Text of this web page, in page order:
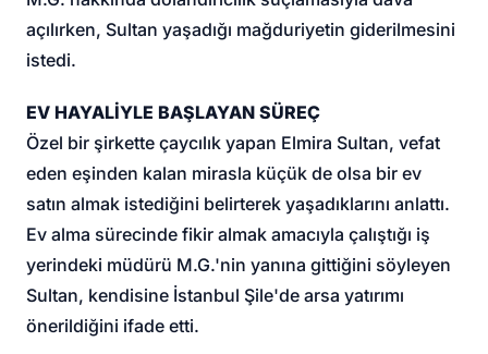
açılırken, Sultan yaşadığı mağduriyetin giderilmesini
istedi.
EV HAYALİYLE BAŞLAYAN SÜREÇ
Özel bir şirkette çaycılık yapan Elmira Sultan, vefat
eden eşinden kalan mirasla küçük de olsa bir ev
satın almak istediğini belirterek yaşadıklarını anlattı.
Ev alma sürecinde fikir almak amacıyla çalıştığı iş
yerindeki müdürü M.G.'nin yanına gittiğini söyleyen
Sultan, kendisine İstanbul Şile'de arsa yatırımı
önerildiğini ifade etti.